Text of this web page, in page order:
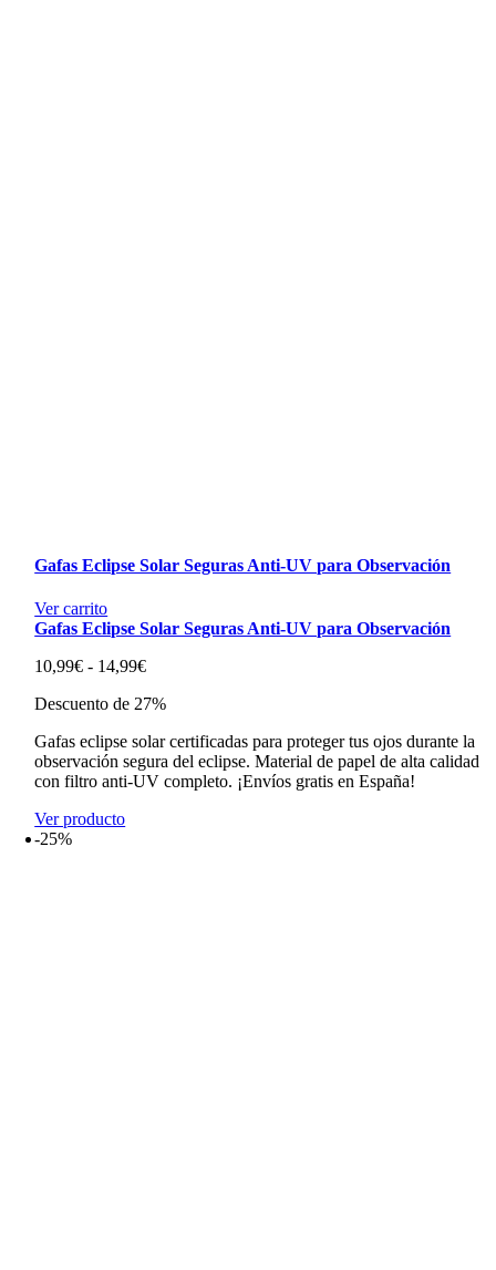
Gafas Eclipse Solar Seguras Anti-UV para Observación
Ver carrito
Gafas Eclipse Solar Seguras Anti-UV para Observación
10,99€ - 14,99€Rango
precios:
10,99€
hasta
14,99€
Descuento de 27%
Gafas eclipse solar certificadas para proteger tus ojos durante la
observación segura del eclipse. Material de papel de alta calidad
con filtro anti-UV completo. ¡Envíos gratis en España!
Ver producto
-25%